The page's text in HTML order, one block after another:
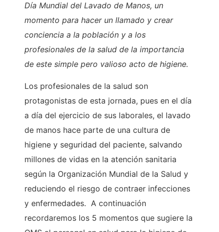
Día Mundial del Lavado de Manos, un
momento para hacer un llamado y crear
conciencia a la población y a los
profesionales de la salud de la importancia
de este simple pero valioso acto de higiene.
Los profesionales de la salud son
protagonistas de esta jornada, pues en el día
a día del ejercicio de sus laborales, el lavado
de manos hace parte de una cultura de
higiene y seguridad del paciente, salvando
millones de vidas en la atención sanitaria
según la Organización Mundial de la Salud y
reduciendo el riesgo de contraer infecciones
y enfermedades. A continuación
recordaremos los 5 momentos que sugiere la